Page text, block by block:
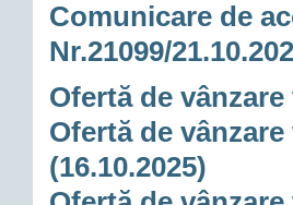
Comunicare de
Nr.21099/
Ofertă de
Ofertă de
(16.10.2025)